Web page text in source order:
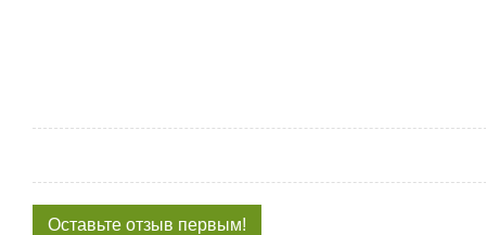
Оставьте отзыв первым!